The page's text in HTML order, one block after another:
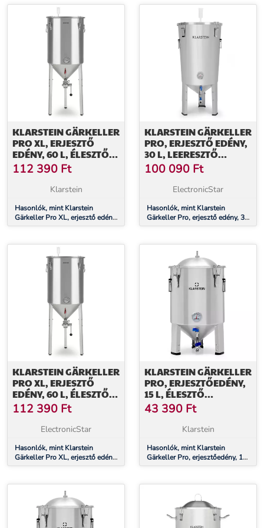
KLARSTEIN GÄRKELLER
PRO XL, ERJESZTŐ
EDÉNY, 60 L, ÉLESZTŐ
LEERESZTŐ SZELEP,
ROZSDAMENTES ACÉL
112 390 Ft
Klarstein
Hasonlók, mint Klarstein
Gärkeller Pro XL, erjesztő edény,
60 l, élesztő leeresztő szelep,
KLARSTEIN GÄRKELLER
PRO, ERJESZTŐ EDÉNY,
30 L, LEERESZTŐ
SZELEP, 304
ROZSDAMENTES ACÉL
100 090 Ft
ElectronicStar
Hasonlók, mint Klarstein
Gärkeller Pro, erjesztő edény, 30
l, leeresztő szelep, 304
KLARSTEIN GÄRKELLER
PRO XL, ERJESZTŐ
EDÉNY, 60 L, ÉLESZTŐ
LEERESZTŐ SZELEP,
ROZSDAMENTES ACÉL
112 390 Ft
ElectronicStar
Hasonlók, mint Klarstein
Gärkeller Pro XL, erjesztő edény,
60 l, élesztő leeresztő szelep,
KLARSTEIN GÄRKELLER
PRO, ERJESZTŐEDÉNY,
15 L, ÉLESZTŐ
LEERESZTŐ SZELEP,
ROZSDAMENTES ACÉL
43 390 Ft
Klarstein
Hasonlók, mint Klarstein
Gärkeller Pro, erjesztőedény, 15
l, élesztő leeresztő szelep,